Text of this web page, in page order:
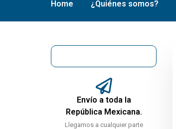
Home ¿Quiénes somos?
Envío a toda la
República Mexicana.
Llegamos a cualquier parte